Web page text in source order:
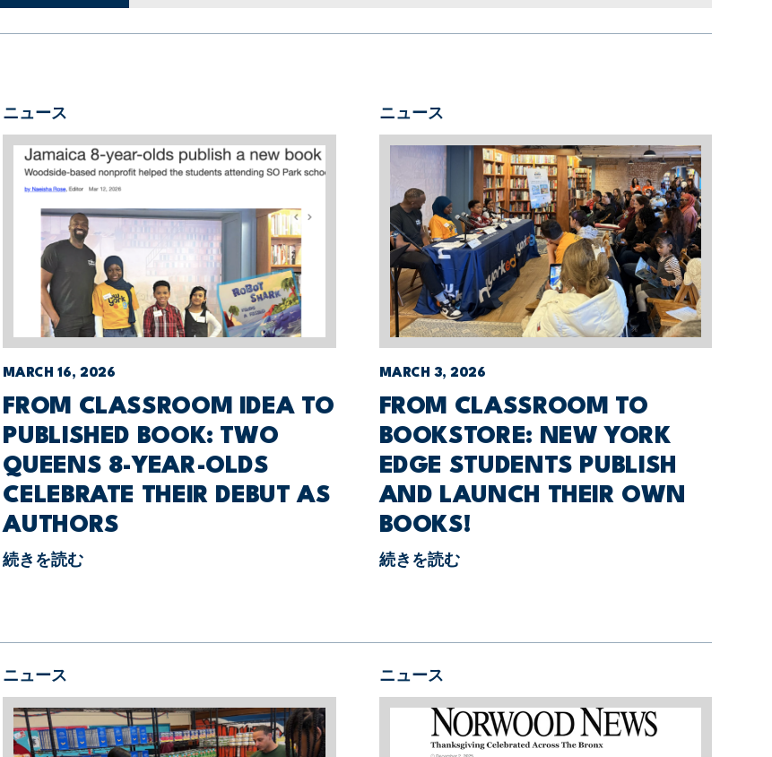
ニュース
MARCH 16, 2026
FROM CLASSROOM IDEA TO
PUBLISHED BOOK: TWO
QUEENS 8-YEAR-OLDS
CELEBRATE THEIR DEBUT AS
AUTHORS
続きを読む
ニュース
MARCH 3, 2026
FROM CLASSROOM TO
BOOKSTORE: NEW YORK
EDGE STUDENTS PUBLISH
AND LAUNCH THEIR OWN
BOOKS!
続きを読む
ニュース ニュース